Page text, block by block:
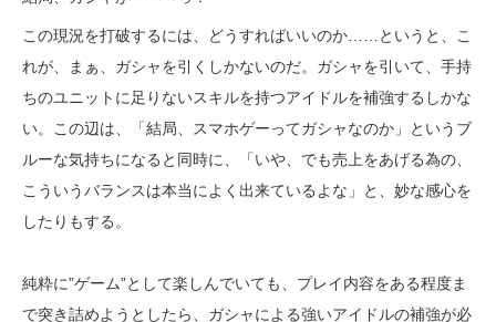
この現況を打破するには、どうすればいいのか……というと、こ
れが、まぁ、ガシャを引くしかないのだ。ガシャを引いて、手持
ちのユニットに足りないスキルを持つアイドルを補強するしかな
い。この辺は、「結局、スマホゲーってガシャなのか」というブ
ルーな気持ちになると同時に、「いや、でも売上をあげる為の、
こういうバランスは本当によく出来ているよな」と、妙な感心を
したりもする。
純粋に”ゲーム”として楽しんでいても、プレイ内容をある程度ま
で突き詰めようとしたら、ガシャによる強いアイドルの補強が必